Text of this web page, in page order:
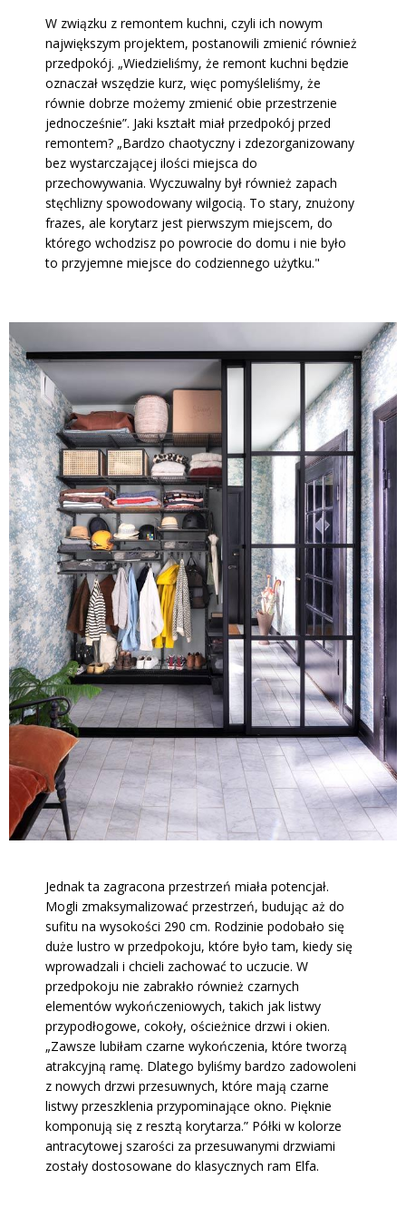
W związku z remontem kuchni, czyli ich nowym
największym projektem, postanowili zmienić również
przedpokój. „Wiedzieliśmy, że remont kuchni będzie
oznaczał wszędzie kurz, więc pomyśleliśmy, że
równie dobrze możemy zmienić obie przestrzenie
jednocześnie”. Jaki kształt miał przedpokój przed
remontem? „Bardzo chaotyczny i zdezorganizowany
bez wystarczającej ilości miejsca do
przechowywania. Wyczuwalny był również zapach
stęchlizny spowodowany wilgocią. To stary, znużony
frazes, ale korytarz jest pierwszym miejscem, do
którego wchodzisz po powrocie do domu i nie było
to przyjemne miejsce do codziennego użytku."
Jednak ta zagracona przestrzeń miała potencjał.
Mogli zmaksymalizować przestrzeń, budując aż do
sufitu na wysokości 290 cm. Rodzinie podobało się
duże lustro w przedpokoju, które było tam, kiedy się
wprowadzali i chcieli zachować to uczucie. W
przedpokoju nie zabrakło również czarnych
elementów wykończeniowych, takich jak listwy
przypodłogowe, cokoły, ościeżnice drzwi i okien.
„Zawsze lubiłam czarne wykończenia, które tworzą
atrakcyjną ramę. Dlatego byliśmy bardzo zadowoleni
z nowych drzwi przesuwnych, które mają czarne
listwy przeszklenia przypominające okno. Pięknie
komponują się z resztą korytarza.” Półki w kolorze
antracytowej szarości za przesuwanymi drzwiami
zostały dostosowane do klasycznych ram Elfa.